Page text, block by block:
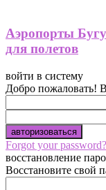
Аэропорты
для полетов
войти в систему
Добро пожаловать!
Forgot your
восстановление
Восстановите свой